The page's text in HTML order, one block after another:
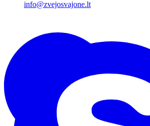
info@zvejosvajone.lt